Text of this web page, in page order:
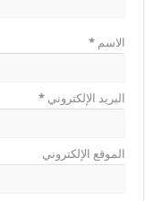
الاسم*
البريد الإلكتروني*
الموقع الإلكتروني